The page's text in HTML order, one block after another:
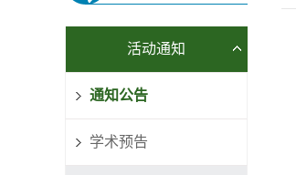
活动通知
通知公告
学术预告